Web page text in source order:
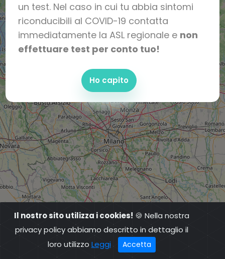
un test. Nel caso in cui tu abbia sintomi
riconducibili al COVID-19 contatta
immediatamente la ASL regionale e non
effettuare test per conto tuo!
Ho capito
Il nostro sito utilizza i cookies! 🍪 Nella nostra
privacy policy abbiamo descritto in dettaglio il
loro utilizzo Leggi Accetta